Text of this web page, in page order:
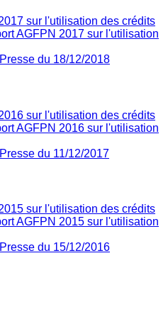
sur l'utilisation des crédits
AGFPN 2017 sur l'utilisation
du 18/12/2018
sur l'utilisation des crédits
AGFPN 2016 sur l'utilisation
du 11/12/2017
sur l'utilisation des crédits
AGFPN 2015 sur l'utilisation
du 15/12/2016